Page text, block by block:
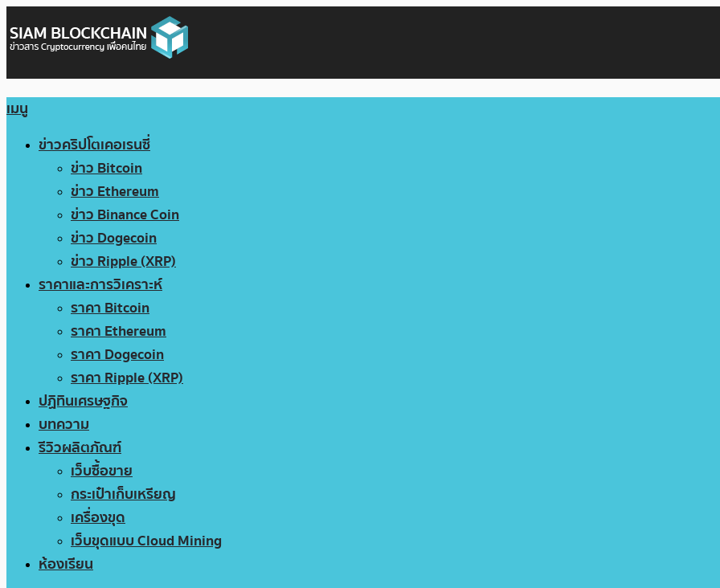
เมนู
ข่าวคริปโตเคอเรนซี่
ข่าว Bitcoin
ข่าว Ethereum
ข่าว Binance Coin
ข่าว Dogecoin
ข่าว Ripple (XRP)
ราคาและการวิเคราะห์
ราคา Bitcoin
ราคา Ethereum
ราคา Dogecoin
ราคา Ripple (XRP)
ปฏิทินเศรษฐกิจ
บทความ
รีวิวผลิตภัณฑ์
เว็บซื้อขาย
กระเป๋าเก็บเหรียญ
เครื่องขุด
เว็บขุดแบบ Cloud Mining
ห้องเรียน